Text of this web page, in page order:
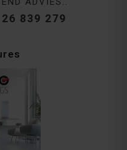
839 279